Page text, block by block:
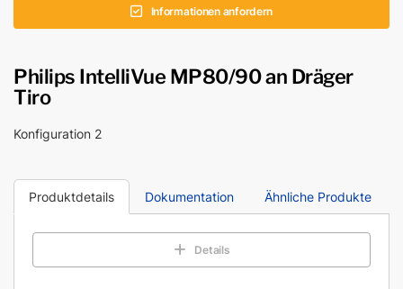
Informationen anfordern
Philips IntelliVue MP80/90 an Dräger
Tiro
Konfiguration 2
Produktdetails Dokumentation Ähnliche Produkte
Details